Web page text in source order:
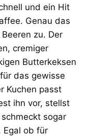
und ein Hit
Genau das
zu. Der
cremiger
Butterkeksen
das gewisse
Kuchen passt
ihn vor, stellst
sogar
Egal ob für